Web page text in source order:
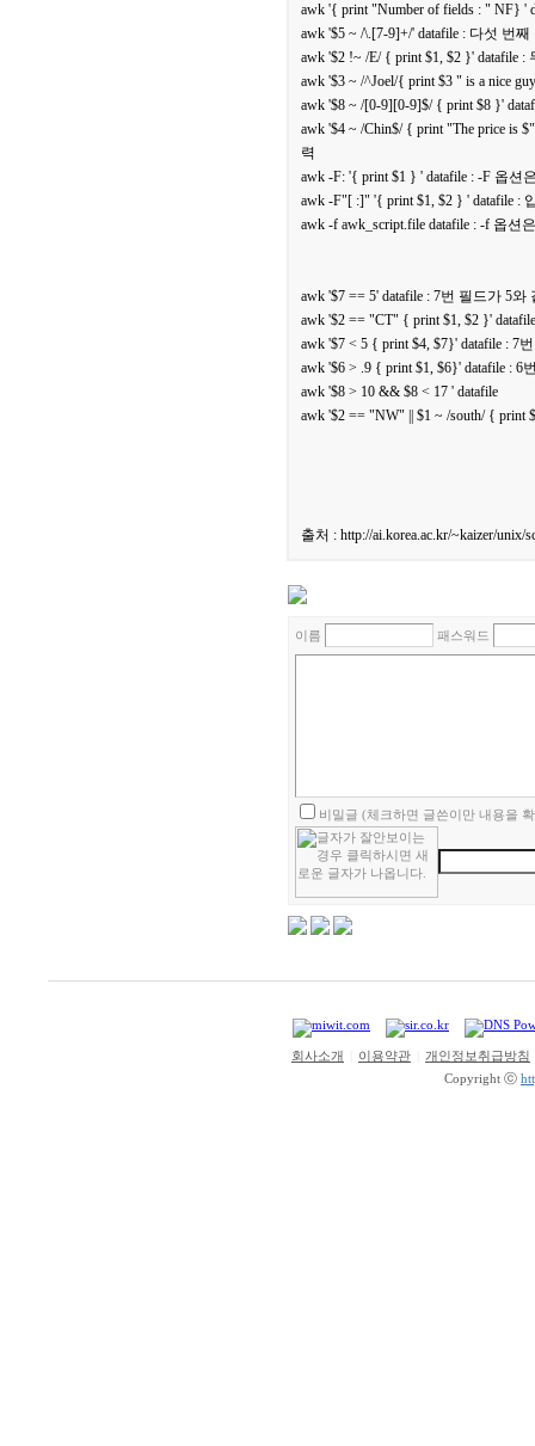
awk '{ print "Number of fields : " NF} '
awk '$5 ~ /\.[7-9]+/' datafile : 다섯 번
awk '$2 !~ /E/ { print $1, $2 }' datafile
awk '$3 ~ /^Joel/{ print $3 " is a nice
awk '$8 ~ /[0-9][0-9]$/ { print $8 }'
awk '$4 ~ /Chin$/ { print "The price is
력
awk -F: '{ print $1 } ' datafile : -F 옵션
awk -F"[ :]" '{ print $1, $2 } ' datafile :
awk -f awk_script.file datafile : -f 옵션
awk '$7 == 5' datafile : 7번 필드가 5와
awk '$2 == "CT" { print $1, $2 }'
awk '$7 < 5 { print $4, $7}' datafile : 7
awk '$6 > .9 { print $1, $6}' datafile :
awk '$8 > 10 && $8 < 17 ' datafile
awk '$2 == "NW" || $1 ~ /south/ { print
출처 : http://ai.korea.ac.kr/~kaizer/unix/
이름 패스워드
비밀글 (체크하면 글쓴이만 내용을
회사소개 이용약관
개인정보취급방침
Copyright ⓒ